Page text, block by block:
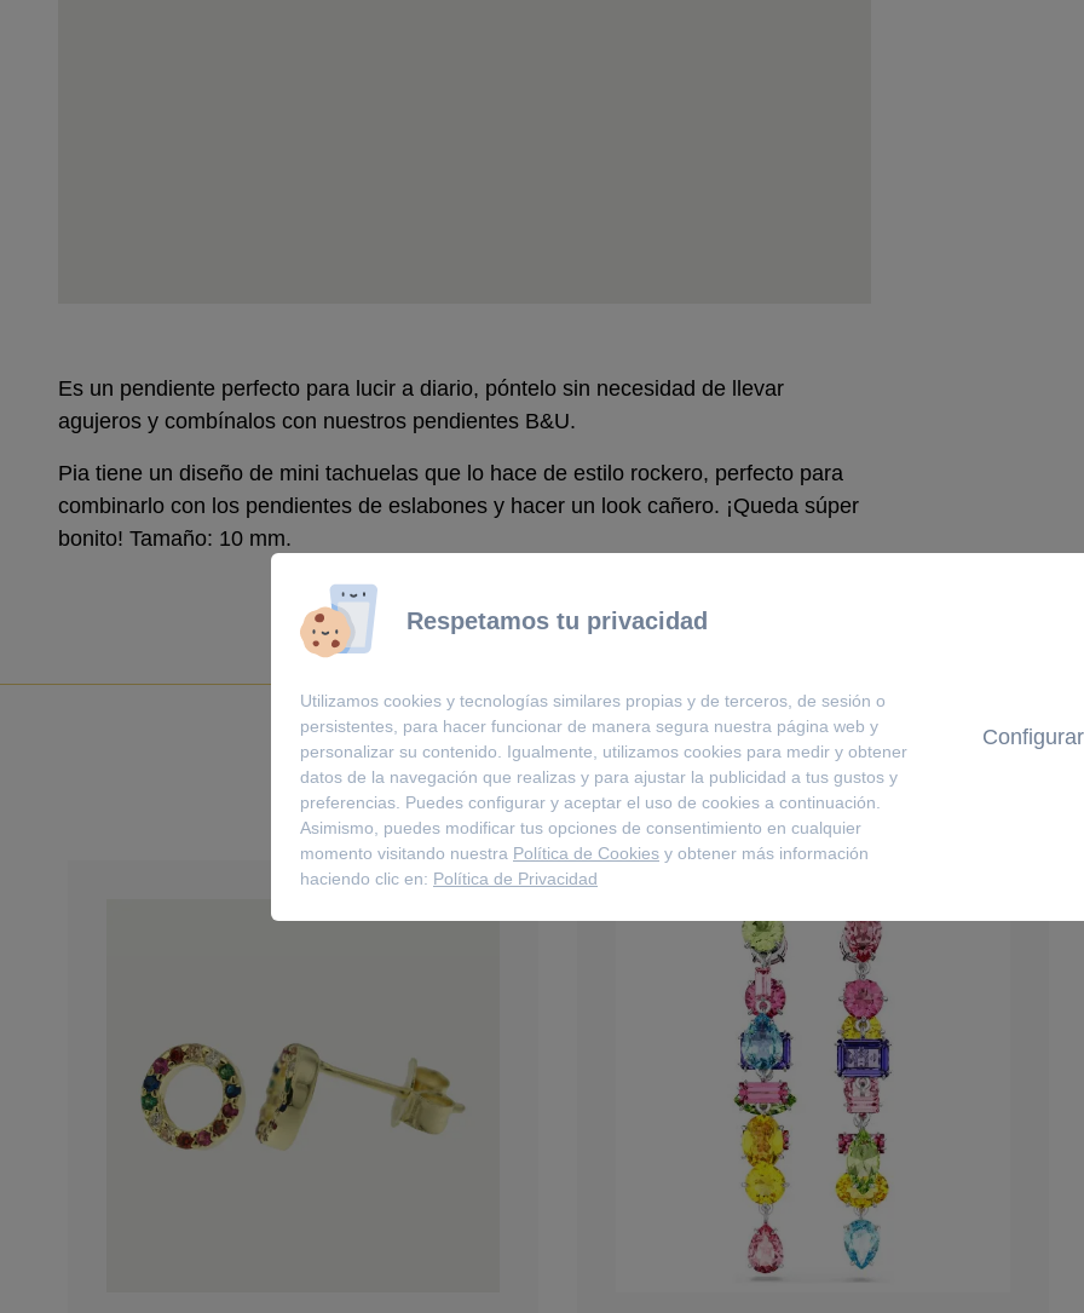
Es un pendiente perfecto para lucir a diario, póntelo sin necesidad de llevar
agujeros y combínalos con nuestros pendientes B&U.
Pia tiene un diseño de mini tachuelas que lo hace de estilo rockero, perfecto para
combinarlo con los pendientes de eslabones y hacer un look cañero. ¡Queda súper
bonito! Tamaño: 10 mm.
Respetamos tu privacidad
Utilizamos cookies y tecnologías similares propias y de terceros, de sesión o
persistentes, para hacer funcionar de manera segura nuestra página web y
personalizar su contenido. Igualmente, utilizamos cookies para medir y obtener
datos de la navegación que realizas y para ajustar la publicidad a tus gustos y
preferencias. Puedes configurar y aceptar el uso de cookies a continuación.
Asimismo, puedes modificar tus opciones de consentimiento en cualquier
momento visitando nuestra Política de Cookies y obtener más información
haciendo clic en: Política de Privacidad
Configurar